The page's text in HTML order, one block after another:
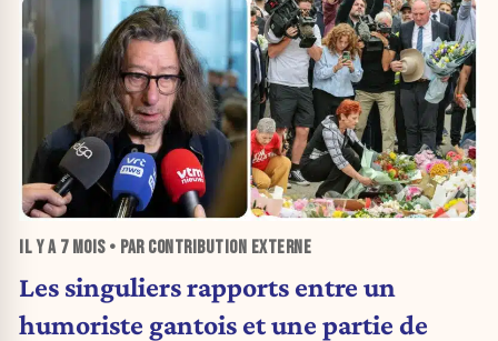
IL Y A 7 MOIS• PAR CONTRIBUTION EXTERNE
Les singuliers rapports entre un
humoriste gantois et une partie de